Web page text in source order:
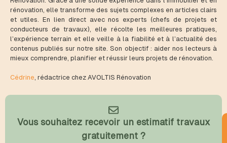
rénovation, elle transforme des sujets complexes en articles clairs
et utiles. En lien direct avec nos experts (chefs de projets et
conducteurs de travaux), elle récolte les meilleures pratiques,
l’expérience terrain et elle veille à la fiabilité et à l’actualité des
contenus publiés sur notre site. Son objectif : aider nos lecteurs à
mieux comprendre, planifier et réussir leurs projets de rénovation.
Cédrine, rédactrice chez AVOLTIS Rénovation
Vous souhaitez recevoir un estimatif travaux
gratuitement ?